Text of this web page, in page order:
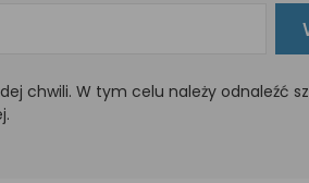
chwili. W tym celu należy odnaleźć